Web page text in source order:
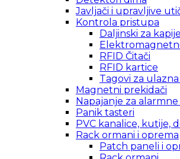
Javljači i upravljive
Kontrola pristupa
Daljinski za kapije
RFID Čitači
RFID kartice
Tagovi za
Magnetni prekidači
Napajanje za
Panik tasteri
PVC kanalice, kutije,
Rack ormani i oprema
Patch paneli i